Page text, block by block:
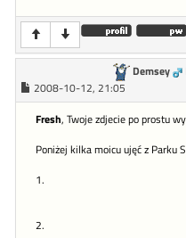
Demsey
2008-10-12, 21:05
Fresh, Twoje zdjecie po prostu
Poniżej kilka moicu ujęć z Parku
1.
2.